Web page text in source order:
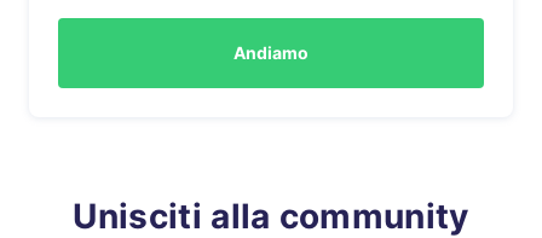
Andiamo
Unisciti alla community